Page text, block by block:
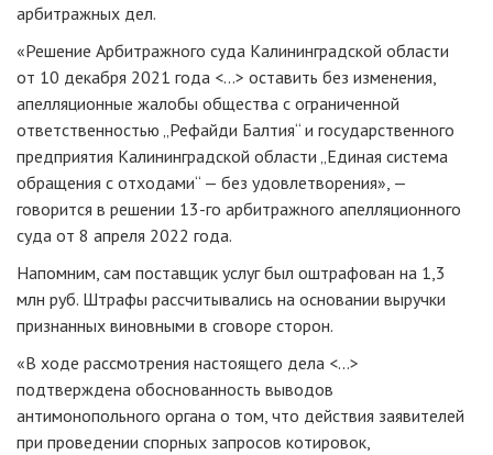
арбитражных дел.
«Решение Арбитражного суда Калининградской области
от 10 декабря 2021 года <...> оставить без изменения,
апелляционные жалобы общества с ограниченной
ответственностью „Рефайди Балтия“ и государственного
предприятия Калининградской области „Единая система
обращения с отходами“ — без удовлетворения», —
говорится в решении 13-го арбитражного апелляционного
суда от 8 апреля 2022 года.
Напомним, сам поставщик услуг был оштрафован на 1,3
млн руб. Штрафы рассчитывались на основании выручки
признанных виновными в сговоре сторон.
«В ходе рассмотрения настоящего дела <...>
подтверждена обоснованность выводов
антимонопольного органа о том, что действия заявителей
при проведении спорных запросов котировок,